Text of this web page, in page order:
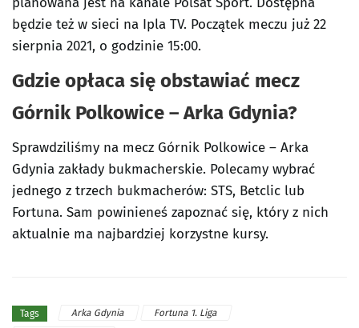
będzie też w sieci na Ipla TV. Początek meczu już 22
sierpnia 2021, o godzinie 15:00.
Gdzie opłaca się obstawiać mecz
Górnik Polkowice – Arka Gdynia?
Sprawdziliśmy na mecz Górnik Polkowice – Arka
Gdynia zakłady bukmacherskie. Polecamy wybrać
jednego z trzech bukmacherów: STS, Betclic lub
Fortuna. Sam powinieneś zapoznać się, który z nich
aktualnie ma najbardziej korzystne kursy.
Tags Arka Gdynia
Fortuna 1. Liga